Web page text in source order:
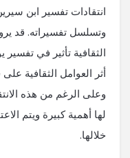
انتقادات تفسير ابن
وتسلسل تفسيراته. قد
الثقافية تأثير في
أثر العوامل الثقافية
وعلى الرغم من هذه
لها أهمية كبيرة ويتم
خلالها.